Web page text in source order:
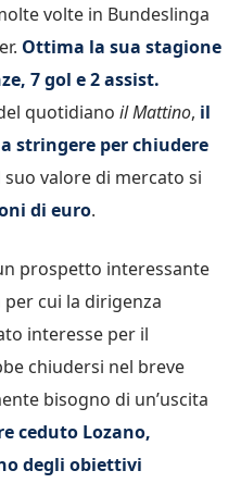
volte in Bundeslinga
Ottima la sua stagione
7 gol e 2 assist.
quotidiano il Mattino, il
stringere per chiudere
valore di mercato si
di euro.
prospetto interessante
cui la dirigenza
interesse per il
chiudersi nel breve
bisogno di un’uscita
ceduto Lozano,
degli obiettivi